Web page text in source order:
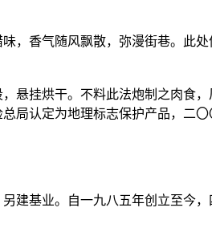
，香气随风飘散，弥漫街巷。此
悬挂烘干。不料此法炮制之肉食
局认定为地理标志保护产品，二
建基业。自一九八五年创立至今